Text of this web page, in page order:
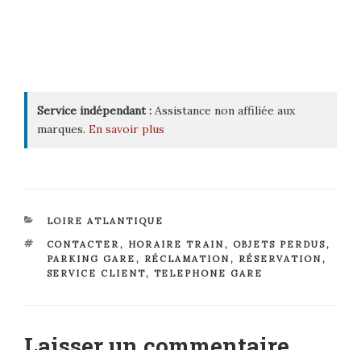
Service indépendant : Assistance non affiliée aux
marques. En savoir plus
CATÉGORIES
LOIRE ATLANTIQUE
ÉTIQUETTES
CONTACTER, HORAIRE TRAIN , OBJETS PERDUS,
PARKING GARE , RÉCLAMATION , RÉSERVATION ,
SERVICE CLIENT, TELEPHONE GARE